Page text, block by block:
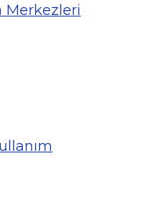
Merkezleri